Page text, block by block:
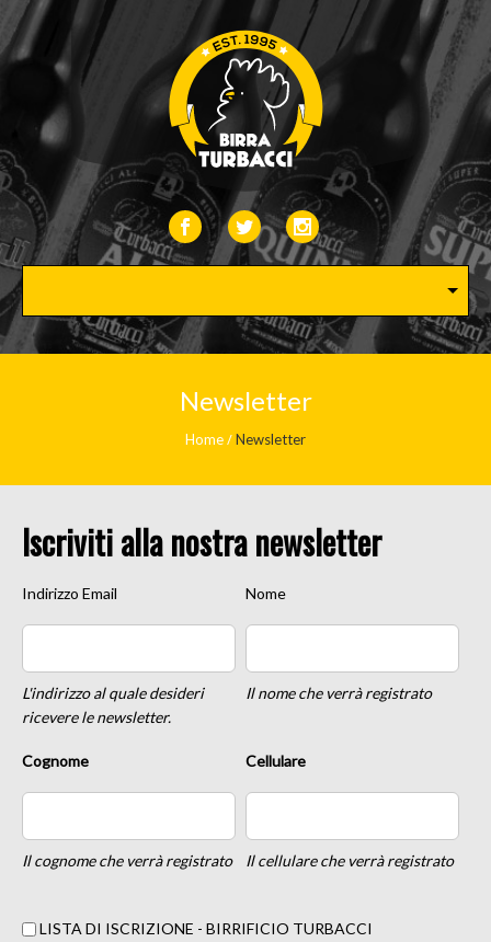
Newsletter
Home Newsletter
Iscriviti alla nostra newsletter
Indirizzo Email
L'indirizzo al quale desideri
ricevere le newsletter.
Nome
Il nome che verrà registrato
Cognome
Il cognome che verrà registrato
Cellulare
Il cellulare che verrà registrato
LISTA DI ISCRIZIONE - BIRRIFICIO TURBACCI